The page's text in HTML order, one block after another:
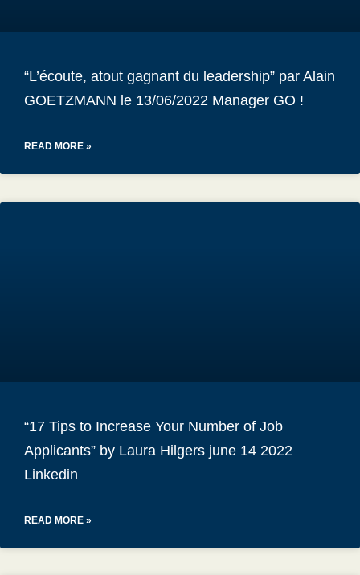
“L’écoute, atout gagnant du leadership” par Alain
GOETZMANN le 13/06/2022 Manager GO !
READ MORE »
“17 Tips to Increase Your Number of Job
Applicants” by Laura Hilgers june 14 2022
Linkedin
READ MORE »